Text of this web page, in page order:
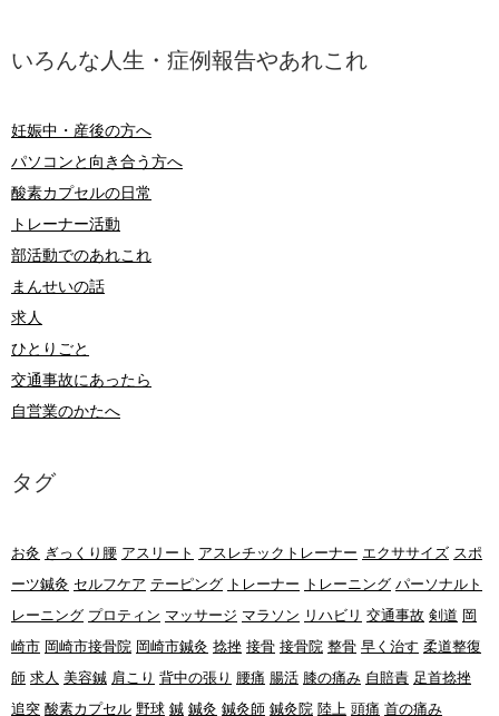
いろんな人生・症例報告やあれこれ
妊娠中・産後の方へ
パソコンと向き合う方へ
酸素カプセルの日常
トレーナー活動
部活動でのあれこれ
まんせいの話
求人
ひとりごと
交通事故にあったら
自営業のかたへ
タグ
お灸 ぎっくり腰 アスリート アスレチックトレーナー エクササイズ スポ
ーツ鍼灸 セルフケア テーピング トレーナー トレーニング パーソナルト
レーニング プロティン マッサージ マラソン リハビリ 交通事故 剣道 岡
崎市 岡崎市接骨院 岡崎市鍼灸 捻挫 接骨 接骨院 整骨 早く治す 柔道整復
師 求人 美容鍼 肩こり 背中の張り 腰痛 腸活 膝の痛み 自賠責 足首捻挫
追突 酸素カプセル 野球 鍼 鍼灸 鍼灸師 鍼灸院 陸上 頭痛 首の痛み